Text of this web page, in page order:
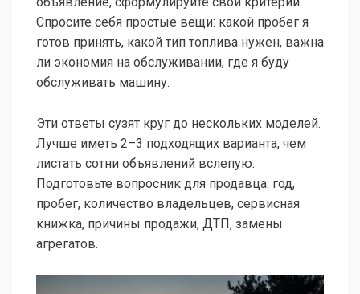
Спросите себя простые вещи: какой пробег я
готов принять, какой тип топлива нужен, важна
ли экономия на обслуживании, где я буду
обслуживать машину.
Эти ответы сузят круг до нескольких моделей.
Лучше иметь 2–3 подходящих варианта, чем
листать сотни объявлений вслепую.
Подготовьте вопросник для продавца: год,
пробег, количество владельцев, сервисная
книжка, причины продажи, ДТП, замены
агрегатов.